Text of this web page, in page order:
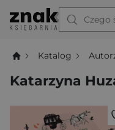
Czego
Katalog
Katarzyna